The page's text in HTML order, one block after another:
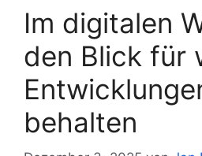
Im digitalen
den Blick für
behalten